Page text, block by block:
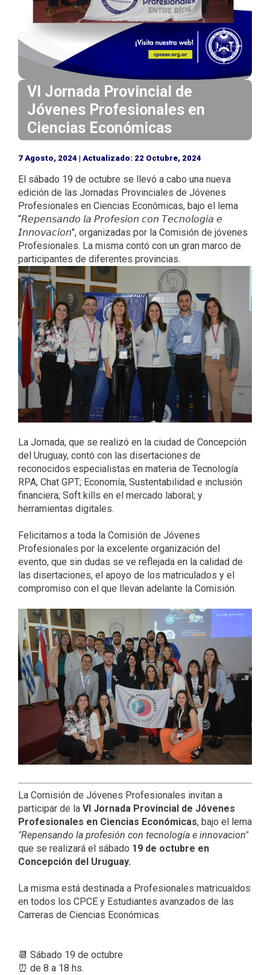
i
n
c
a
l
VI Jornada Provincial de
Jóvenes Profesionales en
Ciencias Económicas
7 Agosto, 2024 | Actualizado: 22 Octubre, 2024
El sábado 19 de octubre se llevó a cabo una nueva
edición de las Jornadas Provinciales de Jóvenes
Profesionales en Ciencias Económicas, bajo el lema
“𝘙𝘦𝘱𝘦𝘯𝘴𝘢𝘯𝘥𝘰 𝘭𝘢 𝘗𝘳𝘰𝘧𝘦𝘴𝘪𝘰𝘯 𝘤𝘰𝘯 𝘛𝘦𝘤𝘯𝘰𝘭𝘰𝘨𝘪𝘢 𝘦
𝘐𝘯𝘯𝘰𝘷𝘢𝘤𝘪𝘰𝘯", organizadas por la Comisión de jóvenes
Profesionales. La misma contó con un gran marco de
participantes de diferentes provincias.
La Jornada, que se realizó en la ciudad de Concepción
del Uruguay, contó con las disertaciones de
reconocidos especialistas en materia de Tecnología
RPA, Chat GPT; Economía, Sustentabilidad e inclusión
financiera; Soft kills en el mercado laboral; y
herramientas digitales.
Felicitamos a toda la Comisión de Jóvenes
Profesionales por la excelente organización del
evento, que sin dudas se ve reflejada en la calidad de
las disertaciones, el apoyo de los matriculados y el
compromiso con el que llevan adelante la Comisión.
La Comisión de Jóvenes Profesionales invitan a
participar de la VI Jornada Provincial de Jóvenes
Profesionales en Ciencias Económicas, bajo el lema
"Repensando la profesión con tecnología e innovacion"
que se realizará el sábado 19 de octubre en
Concepción del Uruguay.
La misma está destinada a Profesionales matricualdos
en todos los CPCE y Estudiantes avanzados de las
Carreras de Ciencias Económicas.
📆 Sábado 19 de octubre
⏰ de 8 a 18 hs.